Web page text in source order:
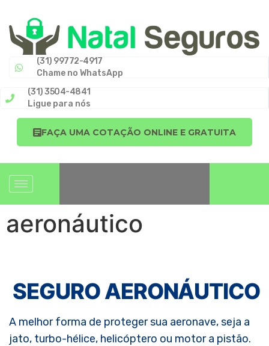
(31) 99772-4917
Chame no WhatsApp
(31) 3504-4841
Ligue para nós
FAÇA UMA COTAÇÃO ONLINE E GRATUITA
aeronáutico
SEGURO AERONÁUTICO
A melhor forma de proteger sua aeronave, seja a
jato, turbo-hélice, helicóptero ou motor a pistão.